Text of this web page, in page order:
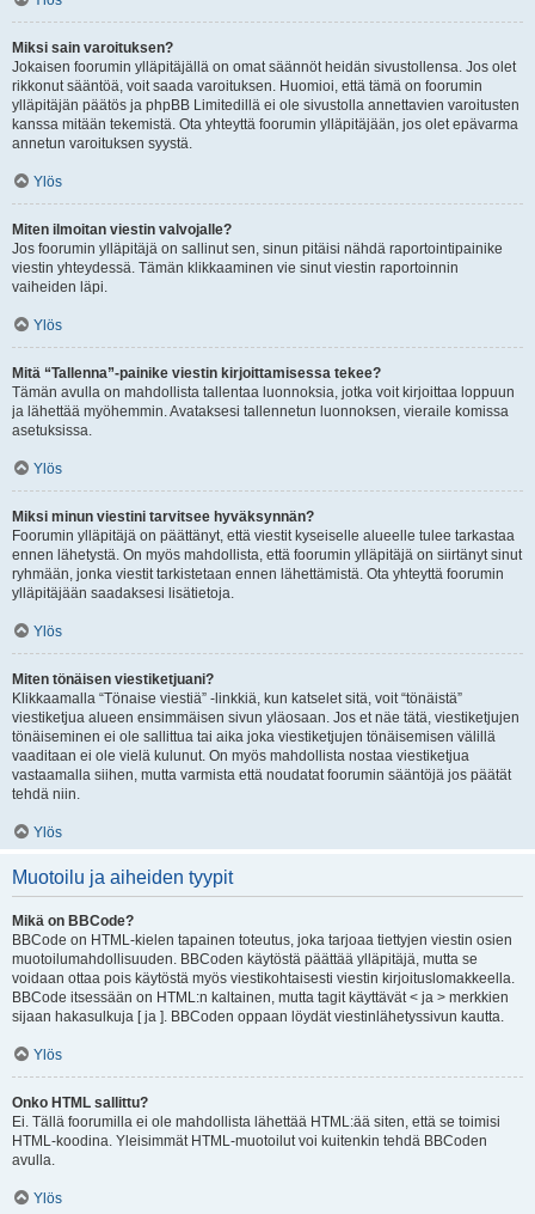
Miksi sain varoituksen?
Jokaisen foorumin ylläpitäjällä on omat säännöt heidän sivustollensa. Jos olet
rikkonut sääntöä, voit saada varoituksen. Huomioi, että tämä on foorumin
ylläpitäjän päätös ja phpBB Limitedillä ei ole sivustolla annettavien varoitusten
kanssa mitään tekemistä. Ota yhteyttä foorumin ylläpitäjään, jos olet epävarma
annetun varoituksen syystä.
Ylös
Miten ilmoitan viestin valvojalle?
Jos foorumin ylläpitäjä on sallinut sen, sinun pitäisi nähdä raportointipainike
viestin yhteydessä. Tämän klikkaaminen vie sinut viestin raportoinnin
vaiheiden läpi.
Ylös
Mitä “Tallenna”-painike viestin kirjoittamisessa tekee?
Tämän avulla on mahdollista tallentaa luonnoksia, jotka voit kirjoittaa loppuun
ja lähettää myöhemmin. Avataksesi tallennetun luonnoksen, vieraile komissa
asetuksissa.
Ylös
Miksi minun viestini tarvitsee hyväksynnän?
Foorumin ylläpitäjä on päättänyt, että viestit kyseiselle alueelle tulee tarkastaa
ennen lähetystä. On myös mahdollista, että foorumin ylläpitäjä on siirtänyt sinut
ryhmään, jonka viestit tarkistetaan ennen lähettämistä. Ota yhteyttä foorumin
ylläpitäjään saadaksesi lisätietoja.
Ylös
Miten tönäisen viestiketjuani?
Klikkaamalla “Tönaise viestiä” -linkkiä, kun katselet sitä, voit “tönäistä”
viestiketjua alueen ensimmäisen sivun yläosaan. Jos et näe tätä, viestiketjujen
tönäiseminen ei ole sallittua tai aika joka viestiketjujen tönäisemisen välillä
vaaditaan ei ole vielä kulunut. On myös mahdollista nostaa viestiketjua
vastaamalla siihen, mutta varmista että noudatat foorumin sääntöjä jos päätät
tehdä niin.
Ylös
Muotoilu ja aiheiden tyypit
Mikä on BBCode?
BBCode on HTML-kielen tapainen toteutus, joka tarjoaa tiettyjen viestin osien
muotoilumahdollisuuden. BBCoden käytöstä päättää ylläpitäjä, mutta se
voidaan ottaa pois käytöstä myös viestikohtaisesti viestin kirjoituslomakkeella.
BBCode itsessään on HTML:n kaltainen, mutta tagit käyttävät < ja > merkkien
sijaan hakasulkuja [ ja ]. BBCoden oppaan löydät viestinlähetyssivun kautta.
Ylös
Onko HTML sallittu?
Ei. Tällä foorumilla ei ole mahdollista lähettää HTML:ää siten, että se toimisi
HTML-koodina. Yleisimmät HTML-muotoilut voi kuitenkin tehdä BBCoden
avulla.
Ylös